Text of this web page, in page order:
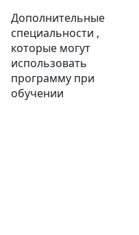
Дополнительные
специальности ,
которые могут
использовать
программу при
обучении